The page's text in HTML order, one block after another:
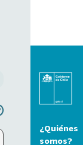
¿Quiénes
somos?